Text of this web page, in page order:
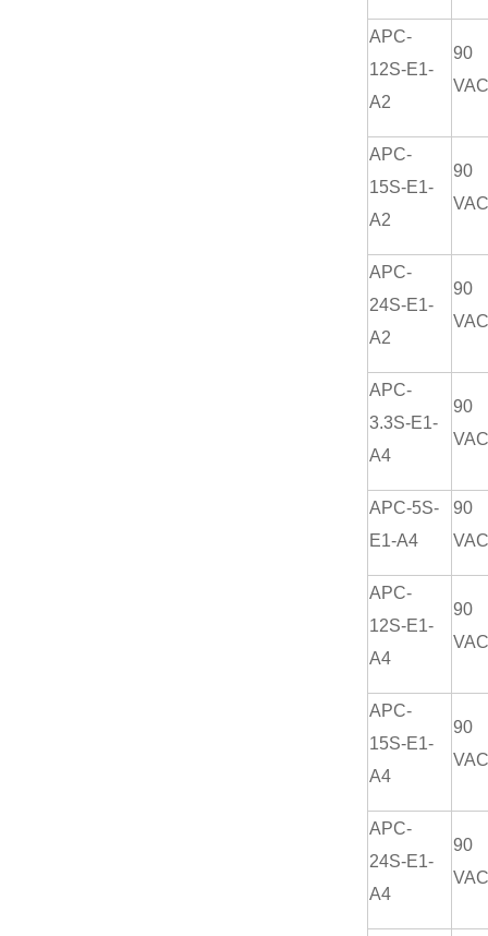
APC-
12S-E1-
A2
90
APC-
15S-E1-
A2
90
APC-
24S-E1-
A2
90
APC-
3.3S-E1-
A4
90
APC-5S-
E1-A4
90
APC-
12S-E1-
A4
90
APC-
15S-E1-
A4
90
APC-
24S-E1-
A4
90